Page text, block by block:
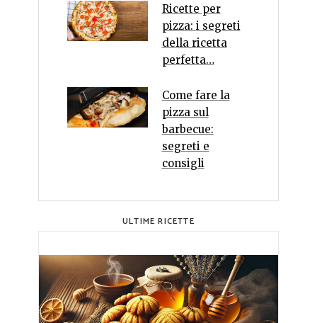
Ricette per
pizza: i segreti
della ricetta
perfetta…
Come fare la
pizza sul
barbecue:
segreti e
consigli
ULTIME RICETTE